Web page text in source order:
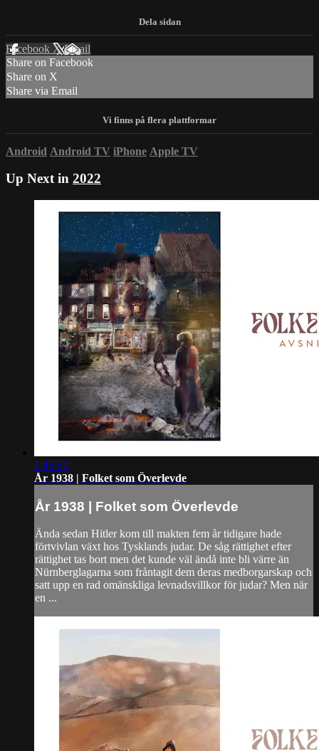
Facebook XEmail
Share on Facebook
Share on X
Share via Email
Android Android TV iPhone Apple TV
Up Next in 2022
1:45:51
År 1938 | Folket som Överlevde
År 1938 | Folket som Överlevde
Ända sedan Hitler kom till makten fem år tidigare hade
förtvivlan växt hos Tysklands judar. De såg rättighet efter
rättighet tas bort men det kunde väl ändå inte bli värre än
Nürnberglagarna som fråntagit dem deras medborgarskap och
satt upp en rad omänskliga levnadsvillkor för judar? Men när
en ...